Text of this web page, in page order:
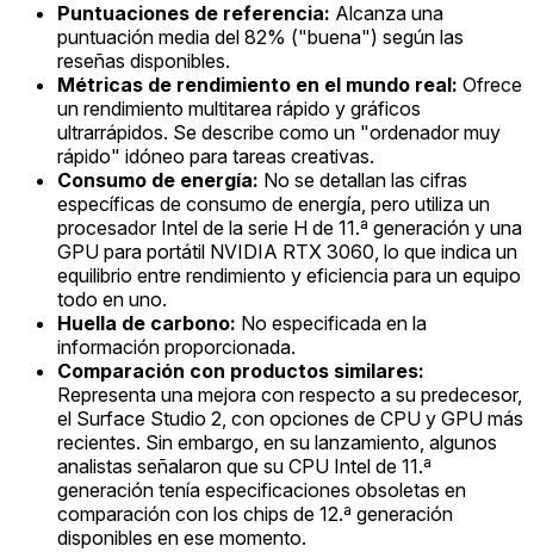
Puntuaciones de referencia: Alcanza una
puntuación media del 82% ("buena") según las
reseñas disponibles.
Métricas de rendimiento en el mundo real: Ofrece
un rendimiento multitarea rápido y gráficos
ultrarrápidos. Se describe como un "ordenador muy
rápido" idóneo para tareas creativas.
Consumo de energía: No se detallan las cifras
específicas de consumo de energía, pero utiliza un
procesador Intel de la serie H de 11.ª generación y una
GPU para portátil NVIDIA RTX 3060, lo que indica un
equilibrio entre rendimiento y eficiencia para un equipo
todo en uno.
Huella de carbono: No especificada en la
información proporcionada.
Comparación con productos similares:
Representa una mejora con respecto a su predecesor,
el Surface Studio 2, con opciones de CPU y GPU más
recientes. Sin embargo, en su lanzamiento, algunos
analistas señalaron que su CPU Intel de 11.ª
generación tenía especificaciones obsoletas en
comparación con los chips de 12.ª generación
disponibles en ese momento.